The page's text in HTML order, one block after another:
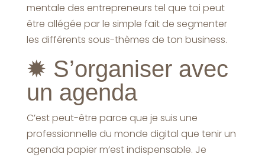
mentale des entrepreneurs tel que toi peut
être allégée par le simple fait de segmenter
les différents sous-thèmes de ton business.
✹ S’organiser avec
un agenda
C’est peut-être parce que je suis une
professionnelle du monde digital que tenir un
agenda papier m’est indispensable. Je